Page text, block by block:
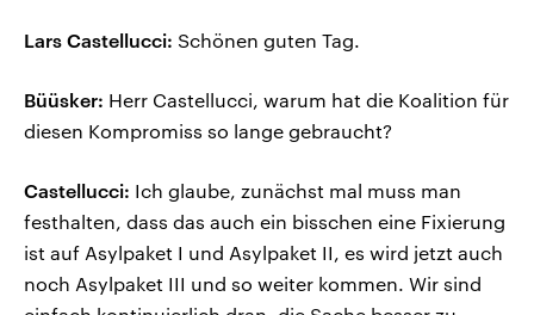
Lars Castellucci: Schönen guten Tag.
Büüsker: Herr Castellucci, warum hat die Koalition für
diesen Kompromiss so lange gebraucht?
Castellucci: Ich glaube, zunächst mal muss man
festhalten, dass das auch ein bisschen eine Fixierung
ist auf Asylpaket I und Asylpaket II, es wird jetzt auch
noch Asylpaket III und so weiter kommen. Wir sind